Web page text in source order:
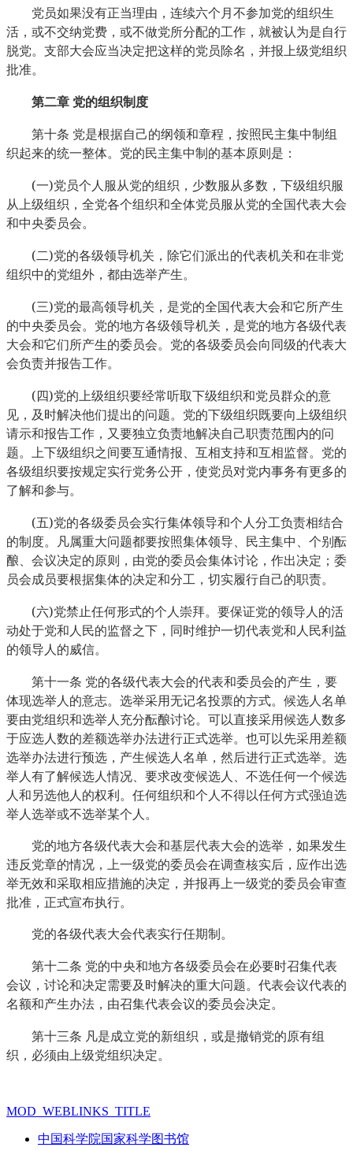
党员如果没有正当理由，连续六个月不参加党的组织生
活，或不交纳党费，或不做党所分配的工作，就被认为是自行
脱党。支部大会应当决定把这样的党员除名，并报上级党组织
批准。
第二章 党的组织制度
第十条 党是根据自己的纲领和章程，按照民主集中制组
织起来的统一整体。党的民主集中制的基本原则是：
(一)党员个人服从党的组织，少数服从多数，下级组织服
从上级组织，全党各个组织和全体党员服从党的全国代表大会
和中央委员会。
(二)党的各级领导机关，除它们派出的代表机关和在非党
组织中的党组外，都由选举产生。
(三)党的最高领导机关，是党的全国代表大会和它所产生
的中央委员会。党的地方各级领导机关，是党的地方各级代表
大会和它们所产生的委员会。党的各级委员会向同级的代表大
会负责并报告工作。
( 四)党的上级组织要经常听取下级组织和党员群众的意
见，及时解决他们提出的问题。党的下级组织既要向上级组织
请示和报告工作，又要独立负责地解决自己职责范围内的问
题。上下级组织之间要互通情报、互相支持和互相监督。党的
各级组织要按规定实行党务公开，使党员对党内事务有更多的
了解和参与。
(五)党的各级委员会实行集体领导和个人分工负责相结合
的制度。凡属重大问题都要按照集体领导、民主集中、个别酝
酿、会议决定的原则，由党的委员会集体讨论，作出决定；委
员会成员要根据集体的决定和分工，切实履行自己的职责。
(六)党禁止任何形式的个人崇拜。要保证党的领导人的活
动处于党和人民的监督之下，同时维护一切代表党和人民利益
的领导人的威信。
第十一条 党的各级代表大会的代表和委员会的产生，要
体现选举人的意志。选举采用无记名投票的方式。候选人名单
要由党组织和选举人充分酝酿讨论。可以直接采用候选人数多
于应选人数的差额选举办法进行正式选举。也可以先采用差额
选举办法进行预选，产生候选人名单，然后进行正式选举。选
举人有了解候选人情况、要求改变候选人、不选任何一个候选
人和另选他人的权利。任何组织和个人不得以任何方式强迫选
举人选举或不选举某个人。
党的地方各级代表大会和基层代表大会的选举，如果发生
违反党章的情况，上一级党的委员会在调查核实后，应作出选
举无效和采取相应措施的决定，并报再上一级党的委员会审查
批准，正式宣布执行。
党的各级代表大会代表实行任期制。
第十二条 党的中央和地方各级委员会在必要时召集代表
会议，讨论和决定需要及时解决的重大问题。代表会议代表的
名额和产生办法，由召集代表会议的委员会决定。
第十三条 凡是成立党的新组织，或是撤销党的原有组
织，必须由上级党组织决定。
MOD_WEBLINKS_TITLE
中国科学院国家科学图书馆